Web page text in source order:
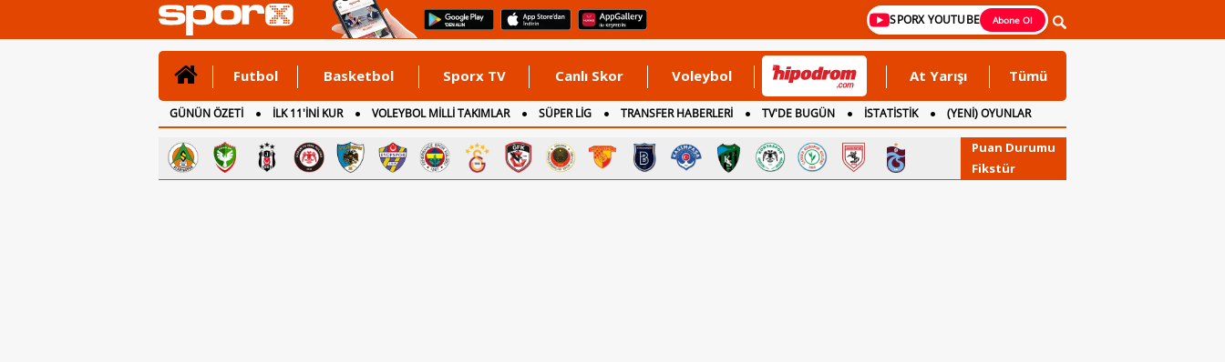
SPORX YOUTUBE Abone Ol
Futbol Basketbol Sporx TV Canlı Skor Voleybol At Yarışı Tümü
GÜNÜN ÖZETİ İLK 11'İNİ KUR VOLEYBOL MİLLİ TAKIMLAR SÜPER LİG TRANSFER HABERLERİ TV'DE BUGÜN İSTATİSTİK
(YENİ) OYUNLAR
CANLI ANLATIM
İNGİLTERE
Puan Durumu
Fikstür